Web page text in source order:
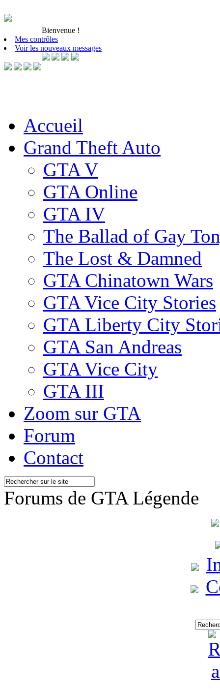
Bienvenue !
Mes contrôles
Voir les nouveaux messages
Accueil
Grand Theft Auto
GTA V
GTA Online
GTA IV
The Ballad of Gay
The Lost & Damned
GTA Chinatown Wars
GTA Vice City Stories
GTA Liberty City
GTA San Andreas
GTA Vice City
GTA III
Zoom sur GTA
Forum
Contact
Forums de GTA Légende